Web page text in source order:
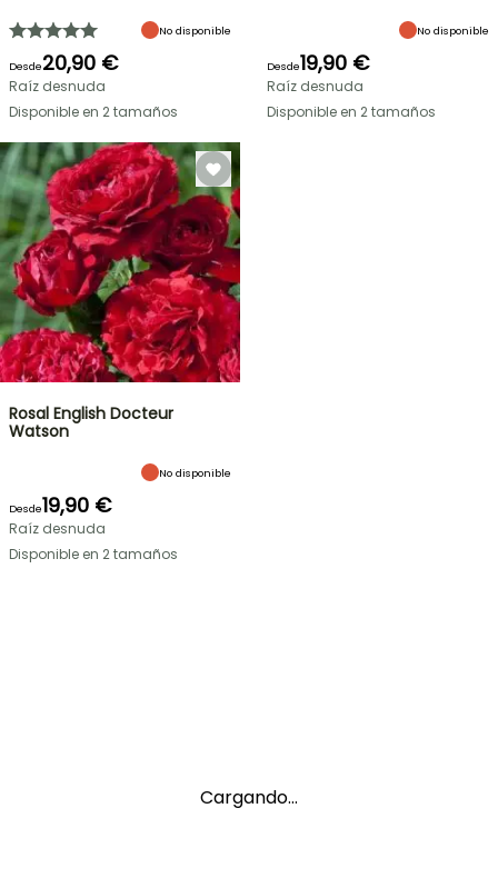
No disponible
Desde20,90 €
Raíz desnuda
Disponible en 2 tamaños
No disponible
Desde19,90 €
Raíz desnuda
Disponible en 2 tamaños
Rosal English Docteur
Watson
No disponible
Desde19,90 €
Raíz desnuda
Disponible en 2 tamaños
Cargando...